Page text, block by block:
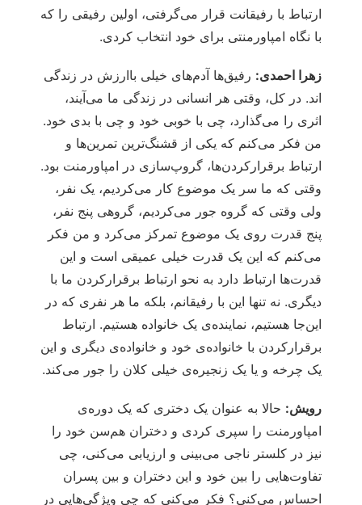
ارتباط با رفیقانت قرار می‌گرفتی، اولین رفیقی را که
با نگاه امپاورمنتی برای خود انتخاب کردی.
زهرا احمدی: رفیق‌ها آدم‌های خیلی باارزش در زندگی
اند. در کل، وقتی هر انسانی در زندگی ما می‌آیند،
اثری را می‌گذارد، چی با خوبی خود و چی با بدی خود.
من فکر می‌کنم که یکی از قشنگ‌ترین تمرین‌ها و
ارتباط برقرارکردن‌ها، گروپ‌سازی در امپاورمنت بود.
وقتی که ما سر یک موضوع کار می‌کردیم، یک نفر،
ولی وقتی که گروه جور می‌کردیم، گروهی پنج نفر،
پنج قدرت روی یک موضوع تمرکز می‌کرد و من فکر
می‌کنم که این یک قدرت خیلی عمیقی است و این
قدرت‌ها ارتباط دارد به نحو ارتباط برقرارکردن ما با
دیگری. نه تنها این با رفیقانم، بلکه ما هر نفری که در
این‌جا هستیم، نماینده‌ی یک خانواده هستیم. ارتباط
برقرارکردن با خانواده‌ی خود و خانواده‌ی دیگری و این
یک چرخه و یا یک زنجیره‌ی خیلی کلان را جور می‌کند.
رویش: حالا به عنوان یک دختری که یک دوره‌ی
امپاورمنت را سپری کردی و دختران هم‌سن خود را
نیز در کلستر ناجی می‌بینی و ارزیابی می‌کنی، چی
تفاوت‌هایی را بین خود و این دختران و بین پسران
احساس می‌کنی؟ فکر می‌کنی که چی ویژگی‌هایی در